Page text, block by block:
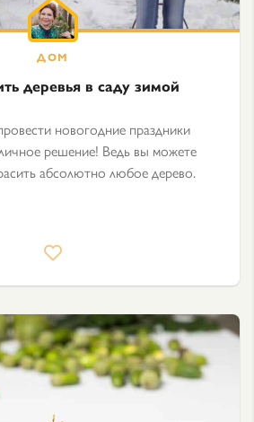
деревья в саду зимой
новогодние праздники
решение! Ведь вы можете
абсолютно любое дерево.